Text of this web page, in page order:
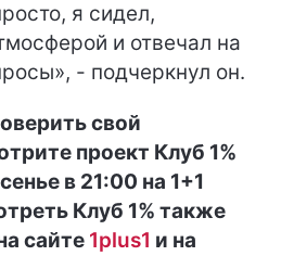
я сидел,
и отвечал на
- подчеркнул он.
свой
проект Клуб 1%
в 21:00 на 1+1
Клуб 1% также
сайте 1plus1 и на